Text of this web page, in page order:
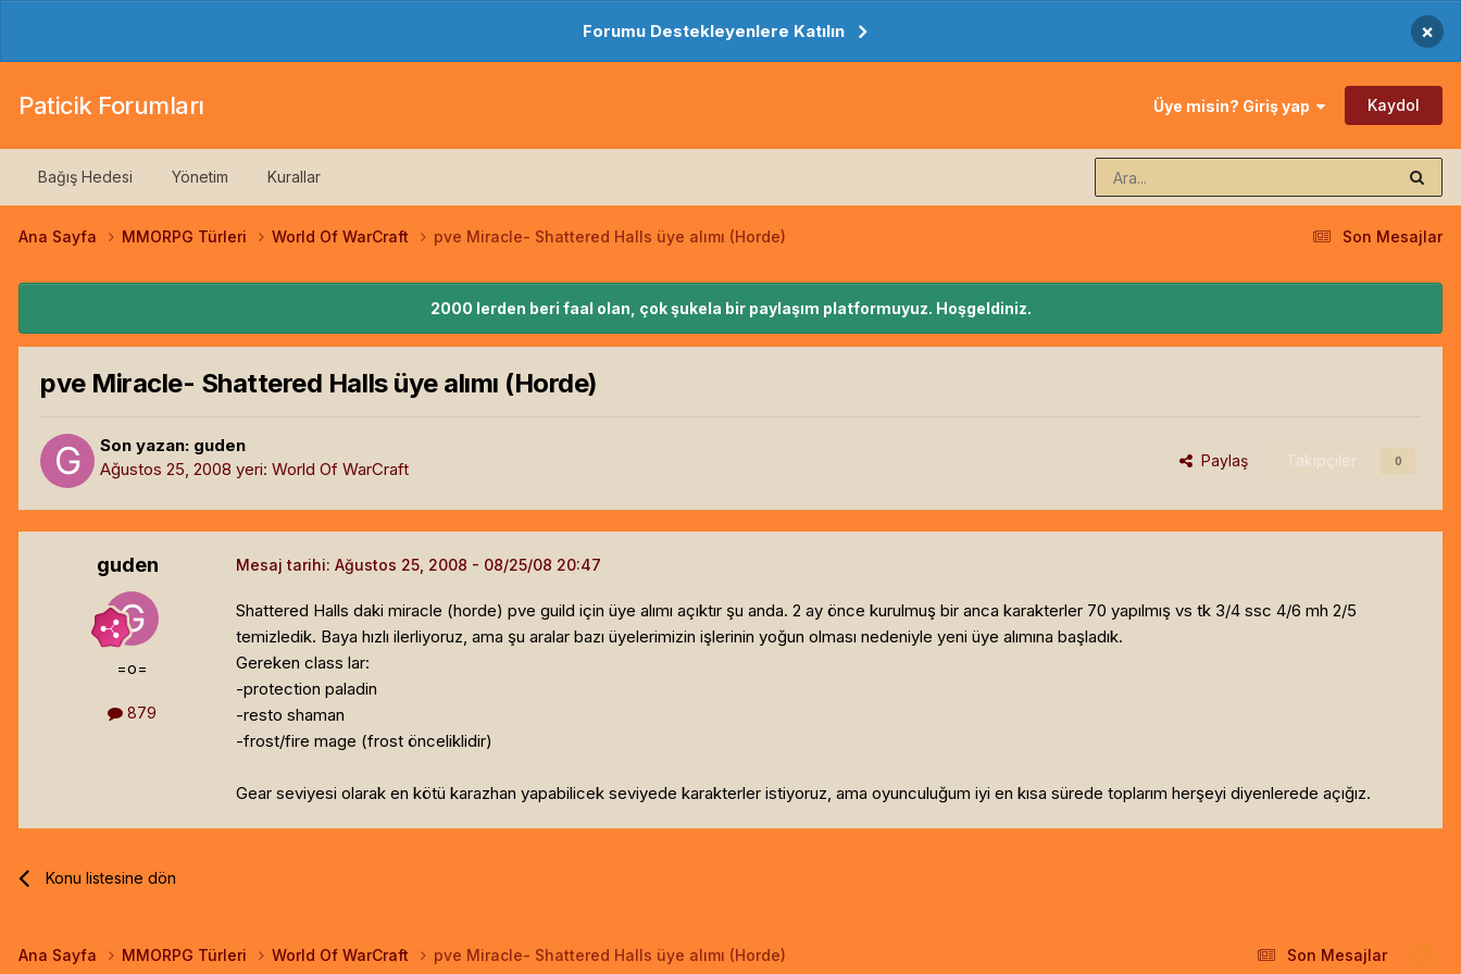
Forumu Destekleyenlere Katılın ×
Paticik Forumları Üye misin? Giriş yap Kaydol
Bağış Hedesi Yönetim Kurallar
Son Mesajlar
Ana Sayfa MMORPG Türleri World Of WarCraft pve Miracle- Shattered Halls üye alımı (Horde)
2000 lerden beri faal olan, çok şukela bir paylaşım platformuyuz. Hoşgeldiniz.
pve Miracle- Shattered Halls üye alımı (Horde)
Son yazan: guden
Ağustos 25, 2008 yeri: World Of WarCraft Paylaş Takipçiler 0
guden
=o=
879
Mesaj tarihi: Ağustos 25, 2008
Shattered Halls daki miracle (horde) pve guild için üye alımı açıktır şu anda. 2 ay önce kurulmuş bir anca karakterler 70 yapılmış vs tk 3/4 ssc 4/6 mh 2/5
temizledik. Baya hızlı ilerliyoruz, ama şu aralar bazı üyelerimizin işlerinin yoğun olması nedeniyle yeni üye alımına başladık.
Gereken class lar:
-protection paladin
-resto shaman
-frost/fire mage (frost önceliklidir)
Gear seviyesi olarak en kötü karazhan yapabilicek seviyede karakterler istiyoruz, ama oyunculuğum iyi en kısa sürede toplarım herşeyi diyenlerede açığız.
Konu listesine dön
Son Mesajlar
Ana Sayfa MMORPG Türleri World Of WarCraft pve Miracle- Shattered Halls üye alımı (Horde)